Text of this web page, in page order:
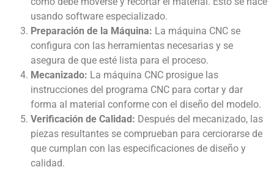
usando software especializado.
Preparación de la Máquina: La máquina CNC se
configura con las herramientas necesarias y se
asegura de que esté lista para el proceso.
Mecanizado: La máquina CNC prosigue las
instrucciones del programa CNC para cortar y dar
forma al material conforme con el diseño del modelo.
Verificación de Calidad: Después del mecanizado, las
piezas resultantes se comprueban para cerciorarse de
que cumplan con las especificaciones de diseño y
calidad.